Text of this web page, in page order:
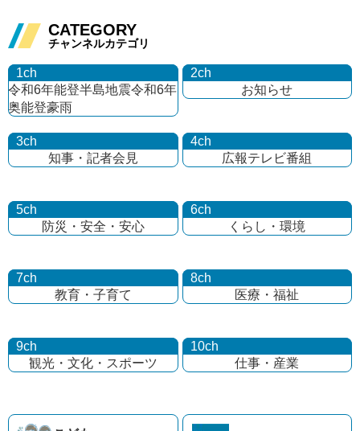
CATEGORY
チャンネルカテゴリ
1ch
令和6年能登半島地震令和6年
奥能登豪雨
2ch
お知らせ
3ch
知事・記者会見
4ch
広報テレビ番組
5ch
防災・安全・安心
6ch
くらし・環境
7ch
教育・子育て
8ch
医療・福祉
9ch
観光・文化・ スポーツ
10ch
仕事・産業